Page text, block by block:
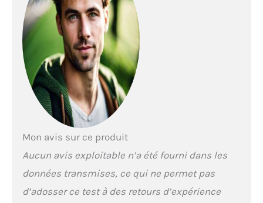
Mon avis sur ce produit
Aucun avis exploitable n’a été fourni dans les
données transmises, ce qui ne permet pas
d’adosser ce test à des retours d’expérience